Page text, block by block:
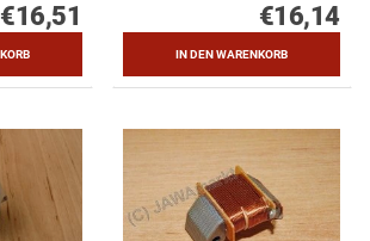
€16,51 €16,14